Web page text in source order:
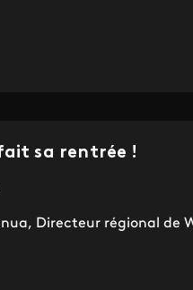
sa rentrée !
Directeur régional de